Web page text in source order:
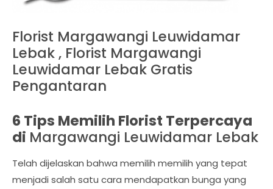
Florist Margawangi Leuwidamar
Lebak , Florist Margawangi
Leuwidamar Lebak Gratis
Pengantaran
6 Tips Memilih Florist Terpercaya
di Margawangi Leuwidamar Lebak
Telah dijelaskan bahwa memilih memilih yang tepat
menjadi salah satu cara mendapatkan bunga yang